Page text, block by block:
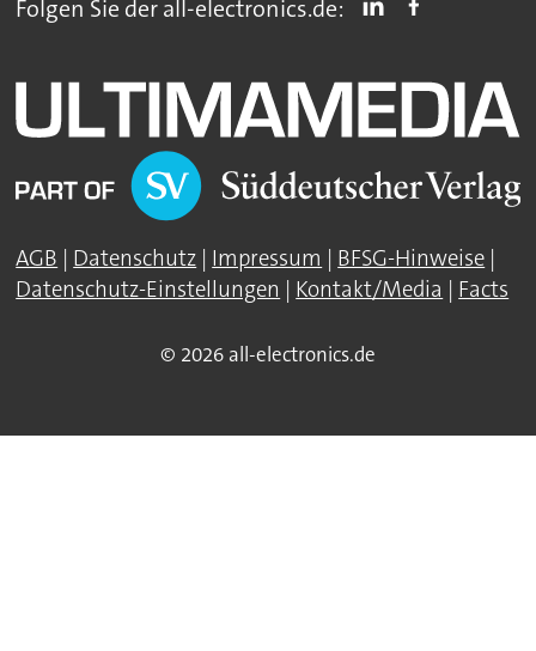
Folgen Sie der all-electronics.de:
AGB | Datenschutz | Impressum | BFSG-Hinweise |
Datenschutz-Einstellungen | Kontakt/Media | Facts
© 2026 all-electronics.de